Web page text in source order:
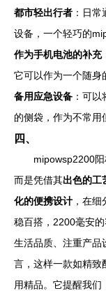
都市轻出行者 ：日
设备，一个轻巧的
作为手机电池的补充
它可以作为一个随身
备用应急设备 ：可
的侧袋，作为不常用
四、
mipowsp2200阳
而是凭借其出色的工
化的便携设计 ，在
稳百搭，2200毫安
生活品质、注重产品
言，这样一款如精致
用精品。它提醒我